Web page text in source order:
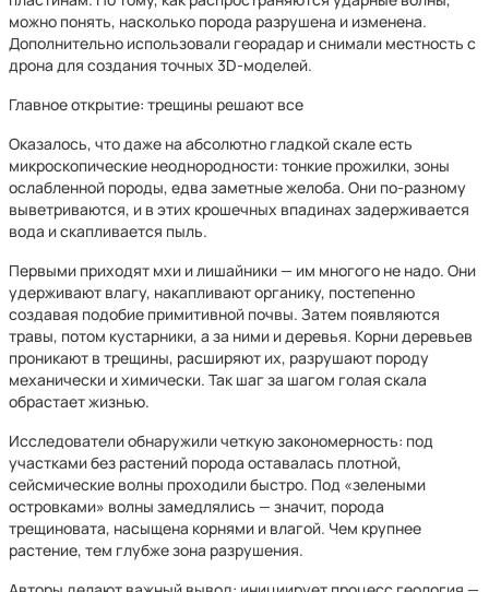
можно понять, насколько порода разрушена и изменена.
Дополнительно использовали георадар и снимали местность с
дрона для создания точных 3D-моделей.
Главное открытие: трещины решают все
Оказалось, что даже на абсолютно гладкой скале есть
микроскопические неоднородности: тонкие прожилки, зоны
ослабленной породы, едва заметные желоба. Они по-разному
выветриваются, и в этих крошечных впадинах задерживается
вода и скапливается пыль.
Первыми приходят мхи и лишайники — им многого не надо. Они
удерживают влагу, накапливают органику, постепенно
создавая подобие примитивной почвы. Затем появляются
травы, потом кустарники, а за ними и деревья. Корни деревьев
проникают в трещины, расширяют их, разрушают породу
механически и химически. Так шаг за шагом голая скала
обрастает жизнью.
Исследователи обнаружили четкую закономерность: под
участками без растений порода оставалась плотной,
сейсмические волны проходили быстро. Под «зелеными
островками» волны замедлялись — значит, порода
трещиновата, насыщена корнями и влагой. Чем крупнее
растение, тем глубже зона разрушения.